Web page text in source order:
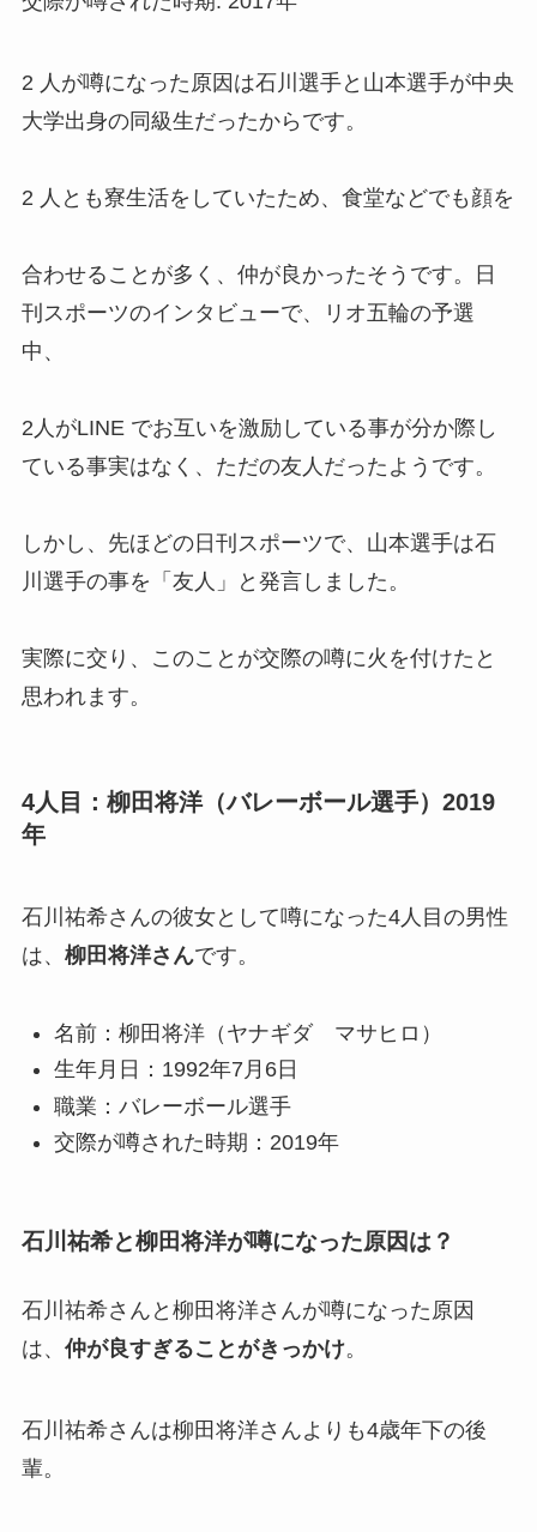
2 人が噂になった原因は石川選手と山本選手が中央
大学出身の同級生だったからです。
2 人とも寮生活をしていたため、食堂などでも顔を
合わせることが多く、仲が良かったそうです。日
刊スポーツのインタビューで、リオ五輪の予選
中、
2人がLINE でお互いを激励している事が分か際し
ている事実はなく、ただの友人だったようです。
しかし、先ほどの日刊スポーツで、山本選手は石
川選手の事を「友人」と発言しました。
実際に交り、このことが交際の噂に火を付けたと
思われます。
4人目：柳田将洋（バレーボール選手）2019
年
石川祐希さんの彼女として噂になった4人目の男性
は、 柳田将洋さんです。
名前：柳田将洋（ヤナギダ マサヒロ）
生年月日：1992年7月6日
職業：バレーボール選手
交際が噂された時期：2019年
石川祐希と柳田将洋が噂になった原因は？
石川祐希さんと柳田将洋さんが噂になった原因
は、 仲が良すぎることがきっかけ。
石川祐希さんは柳田将洋さんよりも4歳年下の後
輩。